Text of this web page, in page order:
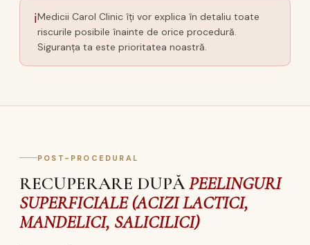
ℹMedicii Carol Clinic îți vor explica în detaliu toate
riscurile posibile înainte de orice procedură.
Siguranța ta este prioritatea noastră.
POST-PROCEDURAL
RECUPERARE DUPĂPEELINGURI
SUPERFICIALE (ACIZI LACTICI,
MANDELICI, SALICILICI)